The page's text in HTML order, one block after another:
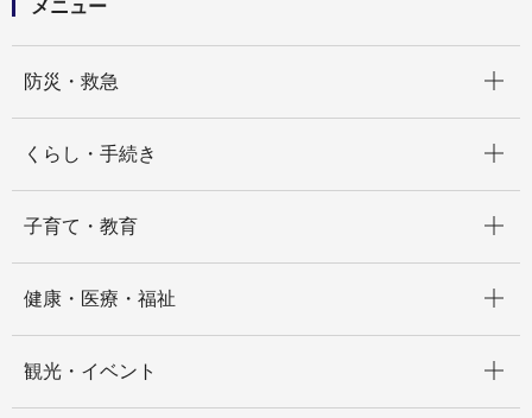
メニュー
防災・救急
くらし・手続き
子育て・教育
健康・医療・福祉
観光・イベント